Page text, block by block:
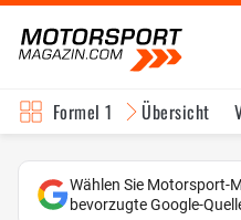
Formel 1 Übersicht
Wählen Sie Motorsport-
bevorzugte Google-